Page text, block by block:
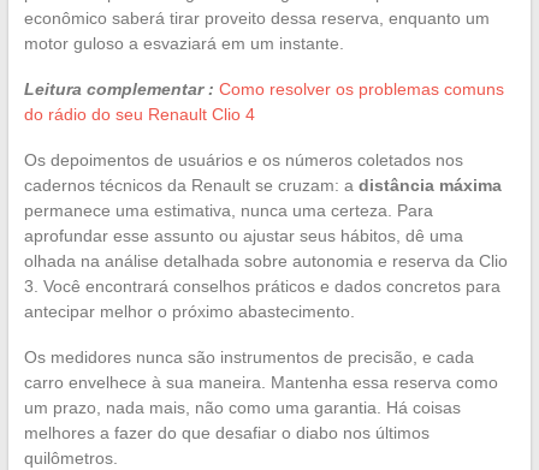
econômico saberá tirar proveito dessa reserva, enquanto um
motor guloso a esvaziará em um instante.
Leitura complementar : Como resolver os problemas comuns
do rádio do seu Renault Clio 4
Os depoimentos de usuários e os números coletados nos
cadernos técnicos da Renault se cruzam: a distância máxima
permanece uma estimativa, nunca uma certeza. Para
aprofundar esse assunto ou ajustar seus hábitos, dê uma
olhada na análise detalhada sobre autonomia e reserva da Clio
3. Você encontrará conselhos práticos e dados concretos para
antecipar melhor o próximo abastecimento.
Os medidores nunca são instrumentos de precisão, e cada
carro envelhece à sua maneira. Mantenha essa reserva como
um prazo, nada mais, não como uma garantia. Há coisas
melhores a fazer do que desafiar o diabo nos últimos
quilômetros.